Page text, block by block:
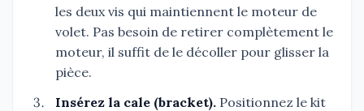
les deux vis qui maintiennent le moteur de
volet. Pas besoin de retirer complètement le
moteur, il suffit de le décoller pour glisser la
pièce.
Insérez la cale (bracket). Positionnez le kit